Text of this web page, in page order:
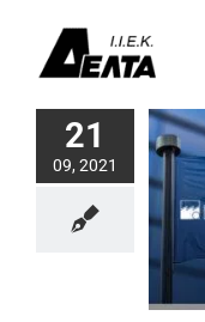
περιεχόμενο
21
09, 2021